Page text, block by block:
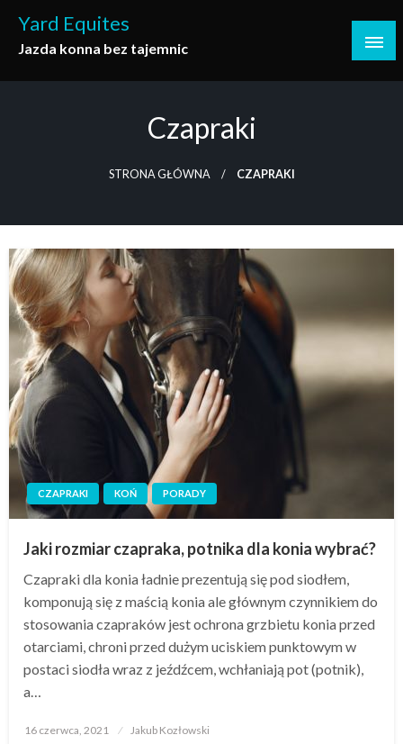
content
Yard Equites
Jazda konna bez tajemnic
Czapraki
STRONA GŁÓWNA CZAPRAKI
CZAPRAKI KOŃ PORADY
Jaki rozmiar czapraka, potnika dla konia wybrać?
Czapraki dla konia ładnie prezentują się pod siodłem,
komponują się z maścią konia ale głównym czynnikiem do
stosowania czapraków jest ochrona grzbietu konia przed
otarciami, chroni przed dużym uciskiem punktowym w
postaci siodła wraz z jeźdźcem, wchłaniają pot (potnik),
a…
Opublikowane
16 czerwca, 2021 Jakub Kozłowski